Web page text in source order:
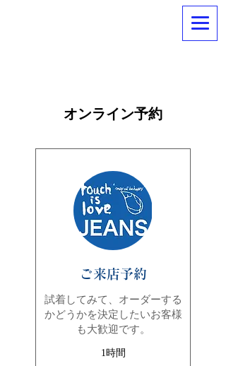
オンライン予約
ご来店予約
試着してみて、オーダーする
かどうかを決定したいお客様
も大歓迎です。
1時間